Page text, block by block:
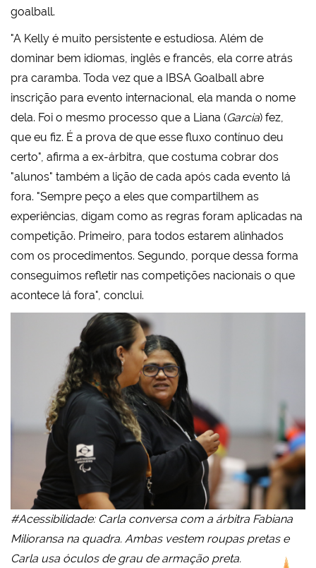
goalball.
"A Kelly é muito persistente e estudiosa. Além de
dominar bem idiomas, inglês e francês, ela corre atrás
pra caramba. Toda vez que a IBSA Goalball abre
inscrição para evento internacional, ela manda o nome
dela. Foi o mesmo processo que a Liana (Garcia) fez,
que eu fiz. É a prova de que esse fluxo contínuo deu
certo", afirma a ex-árbitra, que costuma cobrar dos
"alunos" também a lição de cada após cada evento lá
fora. "Sempre peço a eles que compartilhem as
experiências, digam como as regras foram aplicadas na
competição. Primeiro, para todos estarem alinhados
com os procedimentos. Segundo, porque dessa forma
conseguimos refletir nas competições nacionais o que
acontece lá fora", conclui.
#Acessibilidade: Carla conversa com a árbitra Fabiana
Milioransa na quadra. Ambas vestem roupas pretas e
Carla usa óculos de grau de armação preta.